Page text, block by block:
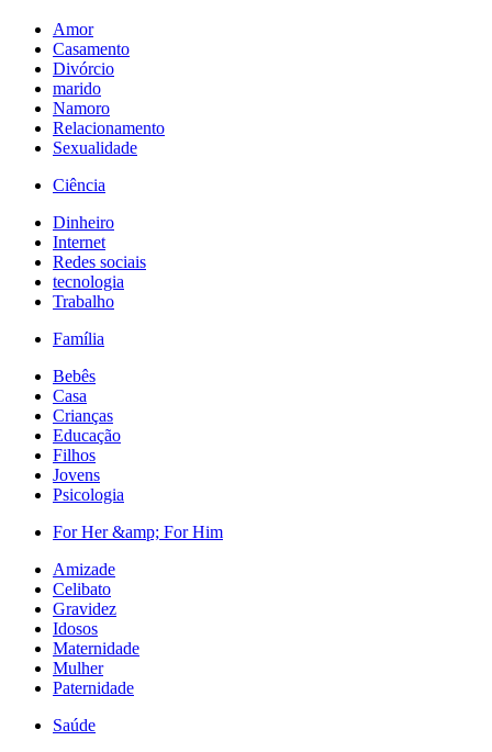
Amor
Casamento
Divórcio
marido
Namoro
Relacionamento
Sexualidade
Ciência
Dinheiro
Internet
Redes sociais
tecnologia
Trabalho
Família
Bebês
Casa
Crianças
Educação
Filhos
Jovens
Psicologia
For Her &amp; For Him
Amizade
Celibato
Gravidez
Idosos
Maternidade
Mulher
Paternidade
Saúde